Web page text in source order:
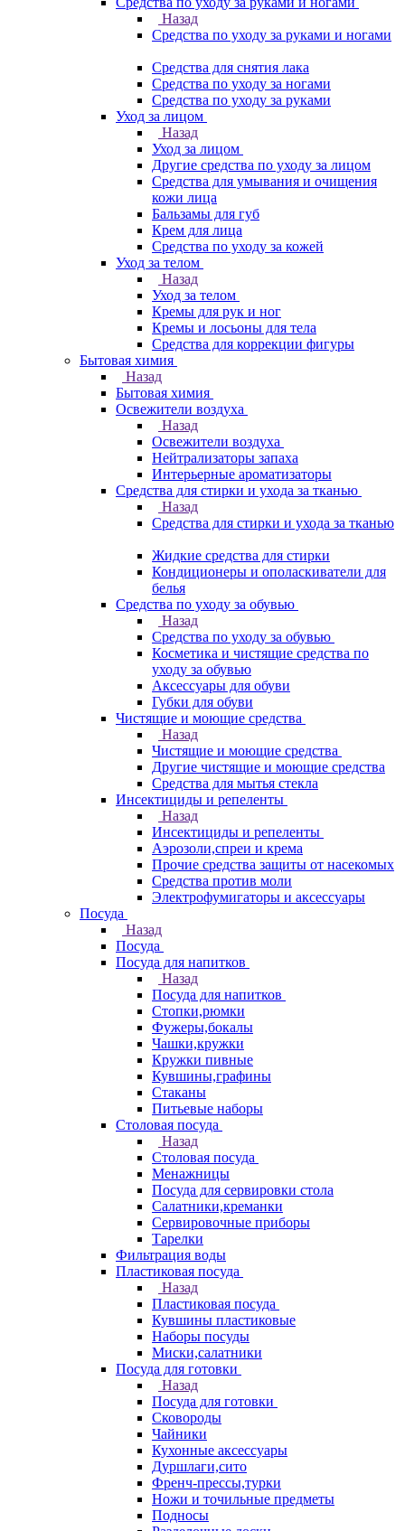
Назад
Средства по уходу за руками и ногами
Средства для снятия лака
Средства по уходу за ногами
Средства по уходу за руками
Уход за лицом
Назад
Уход за лицом
Другие средства по уходу за лицом
Средства для умывания и очищения
кожи лица
Бальзамы для губ
Крем для лица
Средства по уходу за кожей
Уход за телом
Назад
Уход за телом
Кремы для рук и ног
Кремы и лосьоны для тела
Средства для коррекции фигуры
Бытовая химия
Назад
Бытовая химия
Освежители воздуха
Назад
Освежители воздуха
Нейтрализаторы запаха
Интерьерные ароматизаторы
Средства для стирки и ухода за тканью
Назад
Средства для стирки и ухода за тканью
Жидкие средства для стирки
Кондиционеры и ополаскиватели для
белья
Средства по уходу за обувью
Назад
Средства по уходу за обувью
Косметика и чистящие средства по
уходу за обувью
Аксессуары для обуви
Губки для обуви
Чистящие и моющие средства
Назад
Чистящие и моющие средства
Другие чистящие и моющие средства
Средства для мытья стекла
Инсектициды и репеленты
Назад
Инсектициды и репеленты
Аэрозоли,спреи и крема
Прочие средства защиты от насекомых
Средства против моли
Электрофумигаторы и аксессуары
Посуда
Назад
Посуда
Посуда для напитков
Назад
Посуда для напитков
Стопки,рюмки
Фужеры,бокалы
Чашки,кружки
Кружки пивные
Кувшины,графины
Стаканы
Питьевые наборы
Столовая посуда
Назад
Столовая посуда
Менажницы
Посуда для сервировки стола
Салатники,креманки
Сервировочные приборы
Тарелки
Фильтрация воды
Пластиковая посуда
Назад
Пластиковая посуда
Кувшины пластиковые
Наборы посуды
Миски,салатники
Посуда для готовки
Назад
Посуда для готовки
Сковороды
Чайники
Кухонные аксессуары
Дуршлаги,сито
Френч-прессы,турки
Ножи и точильные предметы
Подносы